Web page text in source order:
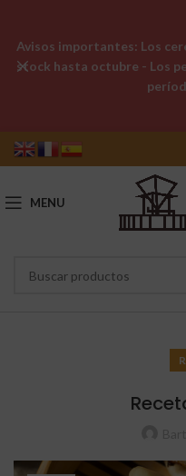
MENU
Avisos importantes: Los
stock hasta octubre - Los